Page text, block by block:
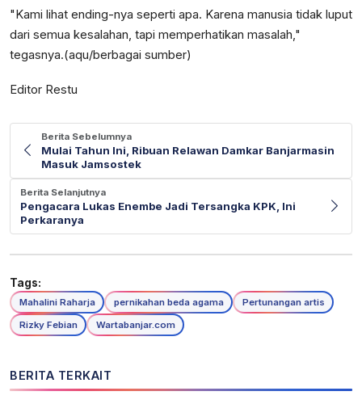
"Kami lihat ending-nya seperti apa. Karena manusia tidak luput
dari semua kesalahan, tapi memperhatikan masalah,"
tegasnya.(aqu/berbagai sumber)
Editor Restu
Berita Sebelumnya
Mulai Tahun Ini, Ribuan Relawan Damkar Banjarmasin
Masuk Jamsostek
Berita Selanjutnya
Pengacara Lukas Enembe Jadi Tersangka KPK, Ini
Perkaranya
Tags:
Mahalini Raharja pernikahan beda agama
Pertunangan artis
Rizky Febian
Wartabanjar.com
BERITA TERKAIT